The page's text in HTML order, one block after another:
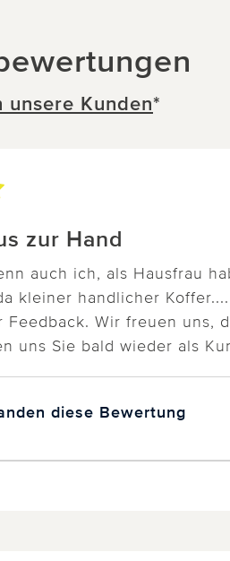
unsere Kunden*
zur Hand
auch ich, als Hausfrau
kleiner handlicher
Wir freuen uns,
uns Sie bald wieder als
diese Bewertung